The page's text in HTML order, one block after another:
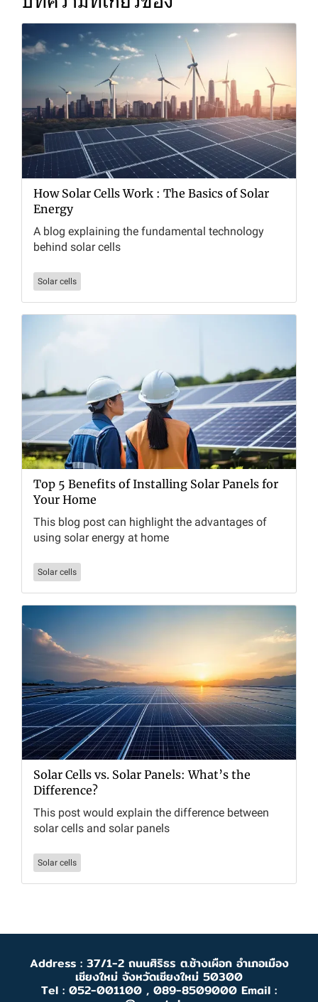
How Solar Cells Work : The Basics of Solar
Energy
A blog explaining the fundamental technology
behind solar cells
Solar cells
Top 5 Benefits of Installing Solar Panels for
Your Home
This blog post can highlight the advantages of
using solar energy at home
Solar cells
Solar Cells vs. Solar Panels: What’s the
Difference?
This post would explain the difference between
solar cells and solar panels
Solar cells
Address : 37/1-2 ถนนศิริธร ต.ช้างเผือก อำเภอเมือง
เชียงใหม่ จังหวัดเชียงใหม่ 50300
Tel : 052-001100 , 089-8509000 Email :